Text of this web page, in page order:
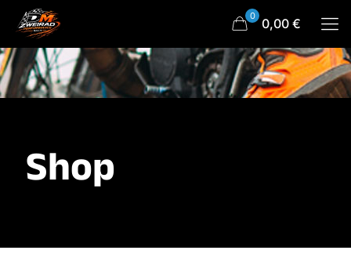
0 0,00 €
Shop